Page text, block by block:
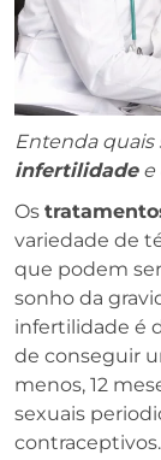
Entenda quais
infertilidadee
Os
variedade de
que podem
sonho da
infertilidade é
de conseguir
menos, 12
sexuais
contraceptivos.